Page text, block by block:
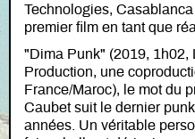
Technologies,
premier film en tant que
"Dima Punk" (2019, 1h02,
Production, une
France/Maroc), le mot du
Caubet suit le dernier
années. Un véritable